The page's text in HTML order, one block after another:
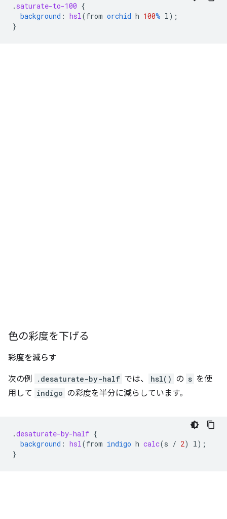
. saturate-to-100 {
background : hsl (from orchid h 100% l );
}
色の彩度を下げる
彩度を減らす
次の例 .desaturate-by-half では、 hsl() の s を使
用して indigo の彩度を半分に減らしています。
.desaturate-by-half {
background : hsl (from indigo h calc(s / 2) l );
}